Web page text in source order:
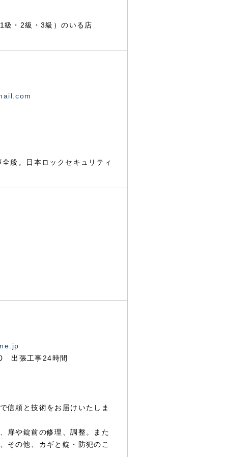
・2級・3級）のいる店
般。日本ロックセキュリティ
出張工事24時間
信頼と技術をお届けいたしま
扉や錠前の修理、調整。また
その他、カギと錠・防犯のこ